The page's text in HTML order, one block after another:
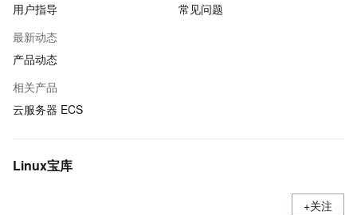
用户指导
常见问题
最新动态
产品动态
相关产品
云服务器 ECS
Linux宝库
+关注